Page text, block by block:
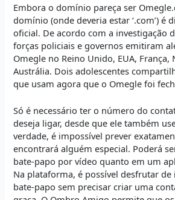
Embora o domínio pareça ser
domínio (onde deveria estar ‘.com’) é
oficial. De acordo com a investigação
forças policiais e governos emitiram
Omegle no Reino Unido, EUA, França,
Austrália. Dois adolescentes
que usam agora que o Omegle foi
Só é necessário ter o número do
deseja ligar, desde que ele também
verdade, é impossível prever
encontrará alguém especial. Poderá
bate-papo por vídeo quanto em um
Na plataforma, é possível desfrutar de
bate-papo sem precisar criar uma